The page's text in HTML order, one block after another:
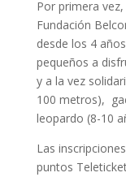
Por primera
Fundación
desde los 4
pequeños a
y a la vez
100 metros),
leopardo (8-10
Las
puntos